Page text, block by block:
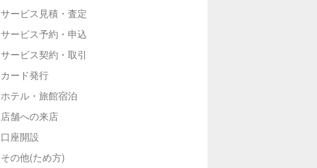
サービス見積・査定
サービス予約・申込
サービス契約・取引
カード発行
ホテル・旅館宿泊
店舗への来店
口座開設
その他(ため方)